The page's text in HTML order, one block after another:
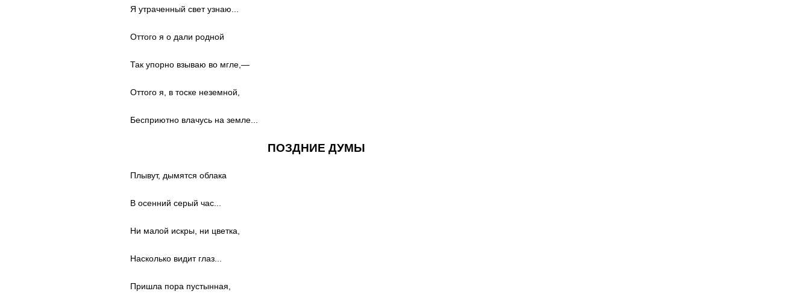
Я утраченный свет узнаю...
Оттого я о дали родной
Так упорно взываю во мгле,—
Оттого я, в тоске неземной,
Бесприютно влачусь на земле...
ПОЗДНИЕ ДУМЫ
Плывут, дымятся облака
В осенний серый час...
Ни малой искры, ни цветка,
Насколько видит глаз...
Пришла пора пустынная,